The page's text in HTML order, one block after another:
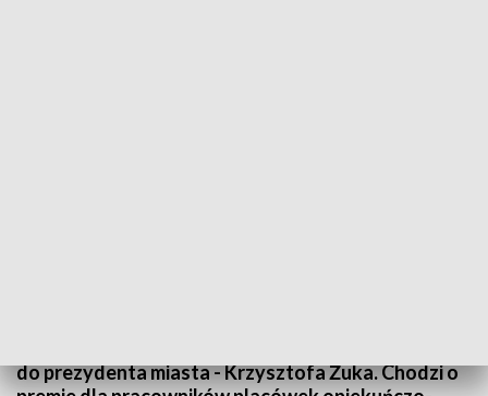
do prezydenta miasta - Krzysztofa Żuka. Chodzi o